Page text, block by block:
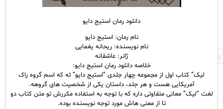
دانلود رمان استیج دایو
نام رمان: استیج دایو
نام نویسنده: ریحانه یغمایی
ژانر: عاشقانه
خلاصه دانلود رمان استیج دایو:
لیک” کتاب اول از مجموعه چهار جلدی “استیج دایو” ئه که اسم گروه راک
آمریکایی هست و هر جلد، داستان یکی از شخصیت های گروهه.
لغت “لیک” معانی متفاوتی داره که با توجه به استفاده مکررش تو متن کتاب دو
تا از معنی هاش مورد توجه نویسنده بوده.